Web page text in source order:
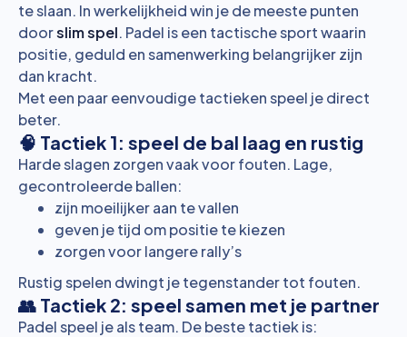
te slaan. In werkelijkheid win je de meeste punten
doorslim spel. Padel is een tactische sport waarin
positie, geduld en samenwerking belangrijker zijn
dan kracht.
Met een paar eenvoudige tactieken speel je direct
beter.
🧠 Tactiek 1: speel de bal laag en rustig
Harde slagen zorgen vaak voor fouten. Lage,
gecontroleerde ballen:
zijn moeilijker aan te vallen
geven je tijd om positie te kiezen
zorgen voor langere rally’s
Rustig spelen dwingt je tegenstander tot fouten.
👥 Tactiek 2: speel samen met je partner
Padel speel je als team. De beste tactiek is: